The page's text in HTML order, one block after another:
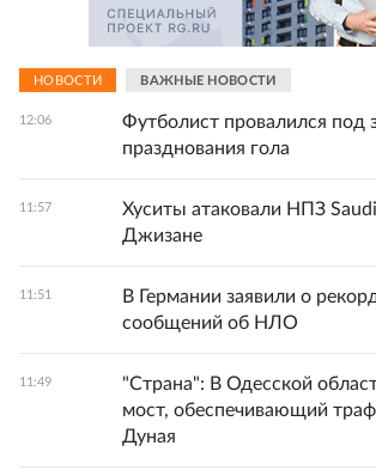
НОВОСТИ ВАЖНЫЕ НОВОСТИ
12:06
Футболист провалился под
празднования гола
11:57
Хуситы атаковали НПЗ
Джизане
11:51
В Германии заявили о
сообщений об НЛО
11:49
"Страна": В Одесской
мост, обеспечивающий
Дуная